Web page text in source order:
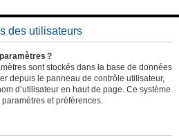
des utilisateurs
?
sont stockés dans la base de données
depuis le panneau de contrôle utilisateur,
d’utilisateur en haut de page. Ce système
et préférences.